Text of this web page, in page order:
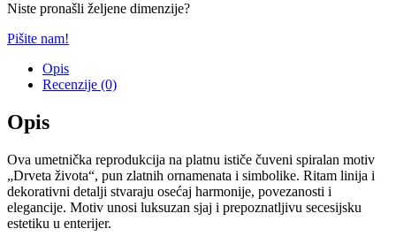
Niste pronašli željene dimenzije?
Pišite nam!
Opis
Recenzije (0)
Opis
Ova umetnička reprodukcija na platnu ističe čuveni spiralan motiv
„Drveta života“, pun zlatnih ornamenata i simbolike. Ritam linija i
dekorativni detalji stvaraju osećaj harmonije, povezanosti i
elegancije. Motiv unosi luksuzan sjaj i prepoznatljivu secesijsku
estetiku u enterijer.